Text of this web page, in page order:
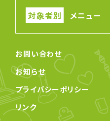
メニュー
お問い合わせ
お知らせ
プライバシーポリシー
リンク